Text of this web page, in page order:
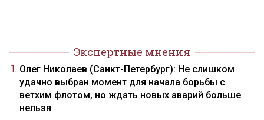
Экспертные мнения
Олег Николаев (Санкт-Петербург): Не слишком
удачно выбран момент для начала борьбы с
ветхим флотом, но ждать новых аварий больше
нельзя